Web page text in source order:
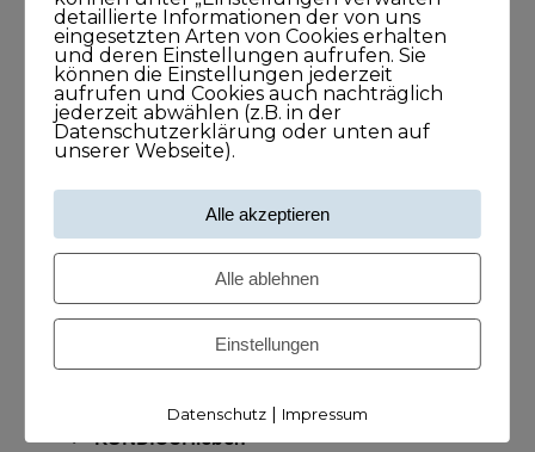
Kategorien
Blog
KUNDISCHgedacht
KUNDISCHimpuls
KUNDISCHkonkret
KUNDISCHleben
detaillierte Informationen der von uns
eingesetzten Arten von Cookies erhalten
und deren Einstellungen aufrufen. Sie
können die Einstellungen jederzeit
aufrufen und Cookies auch nachträglich
jederzeit abwählen (z.B. in der
Datenschutzerklärung oder unten auf
unserer Webseite).
Alle akzeptieren
Alle ablehnen
Einstellungen
Datenschutz| Impressum